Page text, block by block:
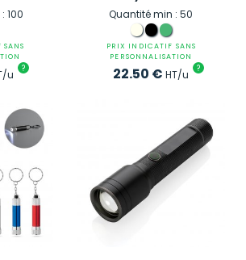
100
u ?
Quantité min : 50
PRIX INDICATIF SANS
PERSONNALISATION
22.50 € HT/u ?